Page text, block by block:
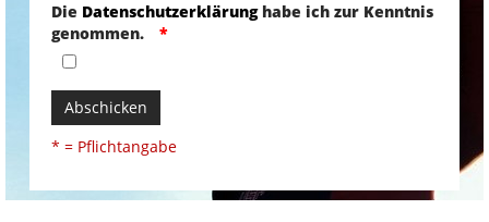
Die Datenschutzerklärunghabe ich zur Kenntnis
genommen.
Abschicken
* = Pflichtangabe